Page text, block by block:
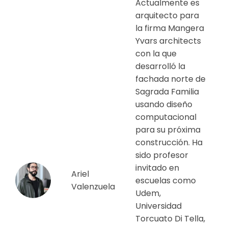
Ariel
Valenzuela
Actualmente es
arquitecto para
la firma Mangera
Yvars architects
con la que
desarrolló la
fachada norte de
Sagrada Familia
usando diseño
computacional
para su próxima
construcción. Ha
sido profesor
invitado en
escuelas como
Udem,
Universidad
Torcuato Di Tella,